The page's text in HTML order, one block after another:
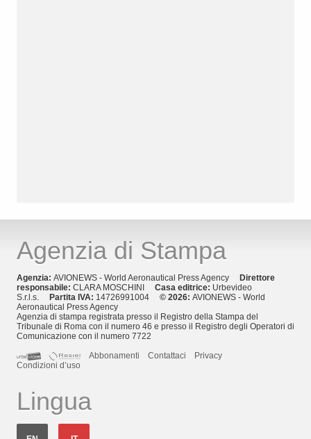
Agenzia di Stampa
Agenzia: AVIONEWS - World Aeronautical Press Agency
Direttore
responsabile: CLARA MOSCHINI Casa editrice: Urbevideo
S.r.l.s.
Partita IVA: 14726991004 © 2026: AVIONEWS - World
Aeronautical Press Agency
Agenzia di stampa registrata presso il Registro della Stampa del
Tribunale di Roma con il numero 46 e presso il Registro degli Operatori di
Comunicazione con il numero 7722
Abbonamenti
Contattaci
Privacy
Condizioni d’uso
Lingua